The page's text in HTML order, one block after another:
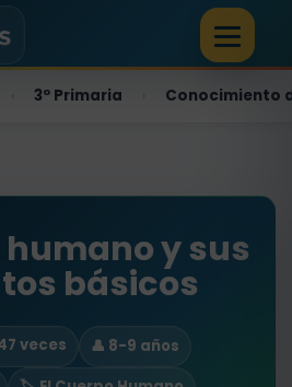
3º Primaria Conocimiento
humano y sus
básicos
veces
👤 8-9 años